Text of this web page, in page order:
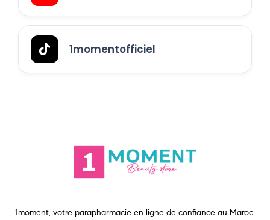
1momentofficiel
1moment, votre parapharmacie en ligne de confiance au Maroc.